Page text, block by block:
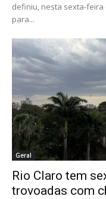
definiu, nesta sexta-feira
para...
Geral
Rio Claro tem
trovoadas com